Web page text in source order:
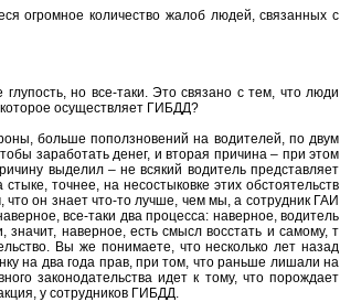
огромное количество жалоб людей, связанных с
но все-таки. Это связано с тем, что люди
осуществляет ГИБДД?
больше поползновений на водителей, по двум
заработать денег, и вторая причина – при этом
выделил – не всякий водитель представляет
точнее, на несостыковке этих обстоятельств
что он знает что-то лучше, чем мы, а сотрудник ГАИ
все-таки два процесса: наверное, водитель
наверное, есть смысл восстать и самому, т
Вы же понимаете, что несколько лет назад
на два года прав, при том, что раньше лишали на
законодательства идет к тому, что порождает
у сотрудников ГИБДД.